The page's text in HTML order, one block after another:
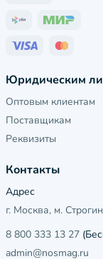
Юридическим
Оптовым клиентам
Поставщикам
Реквизиты
Контакты
Адрес
г. Москва, м.
8 800 333 13 27
admin@nosmag.ru